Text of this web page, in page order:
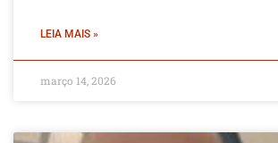
LEIA MAIS »
março 14, 2026